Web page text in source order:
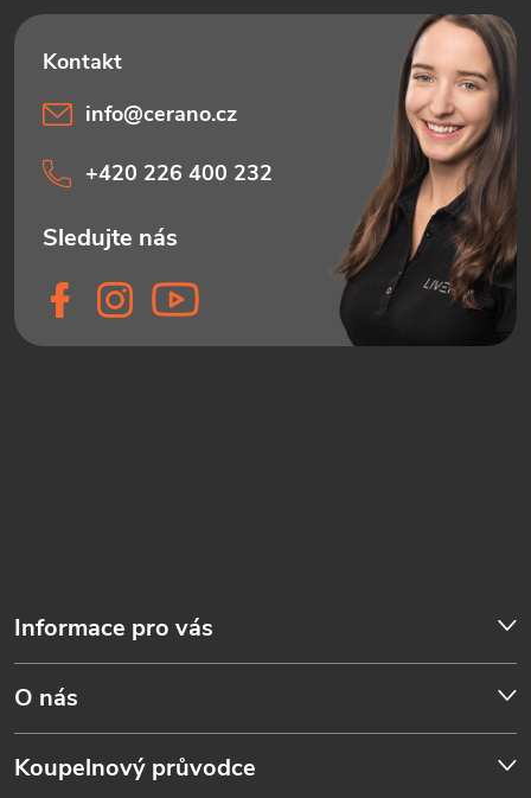
Informace pro vás
O nás
Koupelnový průvodce
info@cerano.cz
+420 226 400 232